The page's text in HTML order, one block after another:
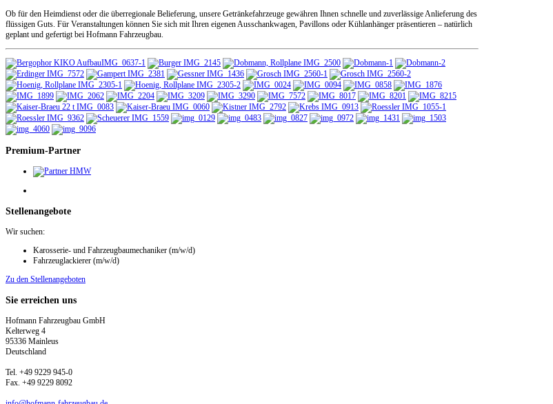
Ob für den Heimdienst oder die überregionale Belieferung, unsere Getränkefahrzeuge gewähren Ihnen schnelle und zuverlässige Anlieferung des
flüssigen Guts. Für Veranstaltungen können Sie sich mit Ihren eigenen Ausschankwagen, Pavillons oder Kühlanhänger präsentieren – natürlich
geplant und gefertigt bei Hofmann Fahrzeugbau.
Premium-Partner
Stellenangebote
Wir suchen:
Karosserie- und Fahrzeug­baumechaniker (m/w/d)
Fahrzeuglackierer (m/w/d)
Zu den Stellenangeboten
Sie erreichen uns
Hofmann Fahrzeugbau GmbH
Kelterweg 4
95336 Mainleus
Deutschland
Tel. +49 9229 945-0
Fax. +49 9229 8092